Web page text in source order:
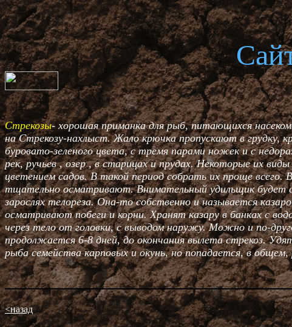
Стрекозы- хорошая приманка для рыб, питающихся
на Стрекозу-нахлыст. Жало крючка пропускают в грудку,
буровато-зеленого цвета, с тремя парами ножек и с
рек, ручьев , озер , в старицах и прудах. Некоторые их
цветением садов. В такой период собрать их проще
тщательно осматривают. Внимательный удильщик будет
зарослях телореза. Она-то собственно и называется
осматривают побеги и корни. Хранят казару в банках с
через тело от головки, с выводом наружу. Можно и по-
продолжается 6-8 дней, до окончания вылета стрекоз.
рыба семейства карповых и окунь, но попадается, в общем,
<назад